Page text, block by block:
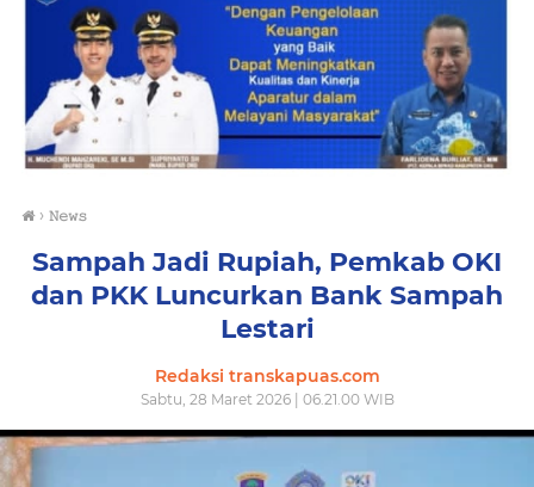
› 𝙽𝚎𝚠𝚜
Sampah Jadi Rupiah, Pemkab OKI
dan PKK Luncurkan Bank Sampah
Lestari
Redaksi transkapuas.com
Sabtu, 28 Maret 2026 | 06.21.00 WIB